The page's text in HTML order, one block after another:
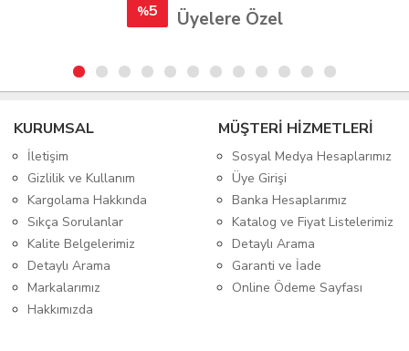
%5 Üyelere Özel
KURUMSAL
İletişim
Gizlilik ve Kullanım
Kargolama Hakkında
Sıkça Sorulanlar
Kalite Belgelerimiz
Detaylı Arama
Markalarımız
Hakkımızda
MÜŞTERİ HİZMETLERİ
Sosyal Medya Hesaplarımız
Üye Girişi
Banka Hesaplarımız
Katalog ve Fiyat Listelerimiz
Detaylı Arama
Garanti ve İade
Online Ödeme Sayfası